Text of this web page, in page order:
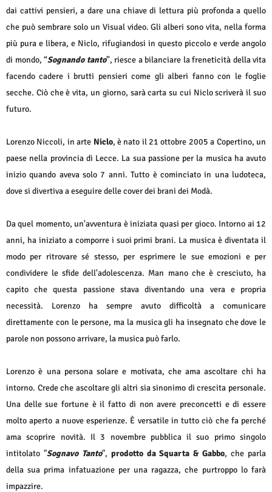
dai cattivi pensieri, a dare una chiave di lettura più profonda a quello
che può sembrare solo un Visual video. Gli alberi sono vita, nella forma
più pura e libera, e Niclo, rifugiandosi in questo piccolo e verde angolo
di mondo, “Sognando tanto”, riesce a bilanciare la freneticità della vita
facendo cadere i brutti pensieri come gli alberi fanno con le foglie
secche. Ciò che è vita, un giorno, sarà carta su cui Niclo scriverà il suo
futuro.
Lorenzo Niccoli, in arte Niclo, è nato il 21 ottobre 2005 a Copertino, un
paese nella provincia di Lecce. La sua passione per la musica ha avuto
inizio quando aveva solo 7 anni. Tutto è cominciato in una ludoteca,
dove si divertiva a eseguire delle cover dei brani dei Modà.
Da quel momento, un'avventura è iniziata quasi per gioco. Intorno ai 12
anni, ha iniziato a comporre i suoi primi brani. La musica è diventata il
modo per ritrovare sé stesso, per esprimere le sue emozioni e per
condividere le sfide dell'adolescenza. Man mano che è cresciuto, ha
capito che questa passione stava diventando una vera e propria
necessità. Lorenzo ha sempre avuto difficoltà a comunicare
direttamente con le persone, ma la musica gli ha insegnato che dove le
parole non possono arrivare, la musica può farlo.
Lorenzo è una persona solare e motivata, che ama ascoltare chi ha
intorno. Crede che ascoltare gli altri sia sinonimo di crescita personale.
Una delle sue fortune è il fatto di non avere preconcetti e di essere
molto aperto a nuove esperienze. È versatile in tutto ciò che fa perché
ama scoprire novità. Il 3 novembre pubblica il suo primo singolo
intitolato "Sognavo Tanto", prodotto da Squarta & Gabbo, che parla
della sua prima infatuazione per una ragazza, che purtroppo lo farà
impazzire.